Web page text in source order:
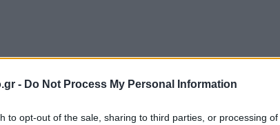
- Do Not Process My Personal Information
to opt-out of the sale, sharing to third parties, or processing